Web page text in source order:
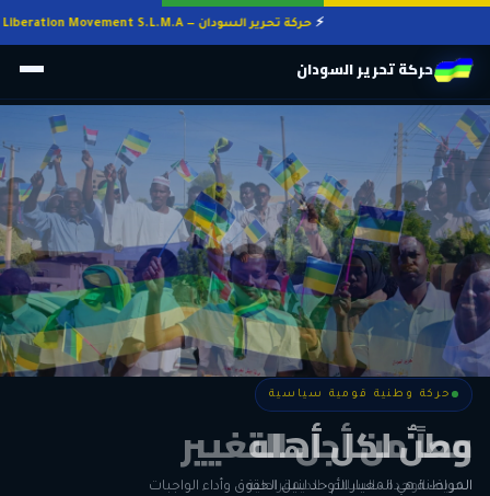
حركة تحرير السودان — Sudan Liberation Movement S.L.M.A
حركة تحرير السودان
حركة وطنية قومية سياسية
وطنٌ لكل أهله
المواطنة هي المعيار الأوحد لنيل الحقوق وأداء الواجبات
حركة وطنية قومية سياسية
معاً من أجل التغيير
الحرية • الوحدة • السلام • الديمقراطية